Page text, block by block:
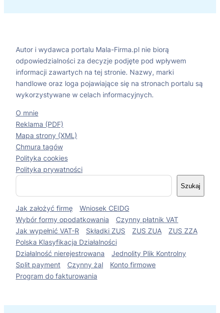
Autor i wydawca portalu Mala-Firma.pl nie biorą
odpowiedzialności za decyzje podjęte pod wpływem
informacji zawartych na tej stronie. Nazwy, marki
handlowe oraz loga pojawiające się na stronach portalu są
wykorzystywane w celach informacyjnych.
O mnie
Reklama (PDF)
Mapa strony (XML)
Chmura tagów
Polityka cookies
Polityka prywatności
S
k
a
Szukaj
Jak założyć firmę
Wniosek CEIDG
Wybór formy opodatkowania
Czynny płatnik VAT
Jak wypełnić VAT-R
Składki ZUS ZUS ZUA
ZUS ZZA
Polska Klasyfikacja Działalności
Działalność nierejestrowana
Jednolity Plik Kontrolny
Split payment
Czynny żal
Konto firmowe
Program do fakturowania